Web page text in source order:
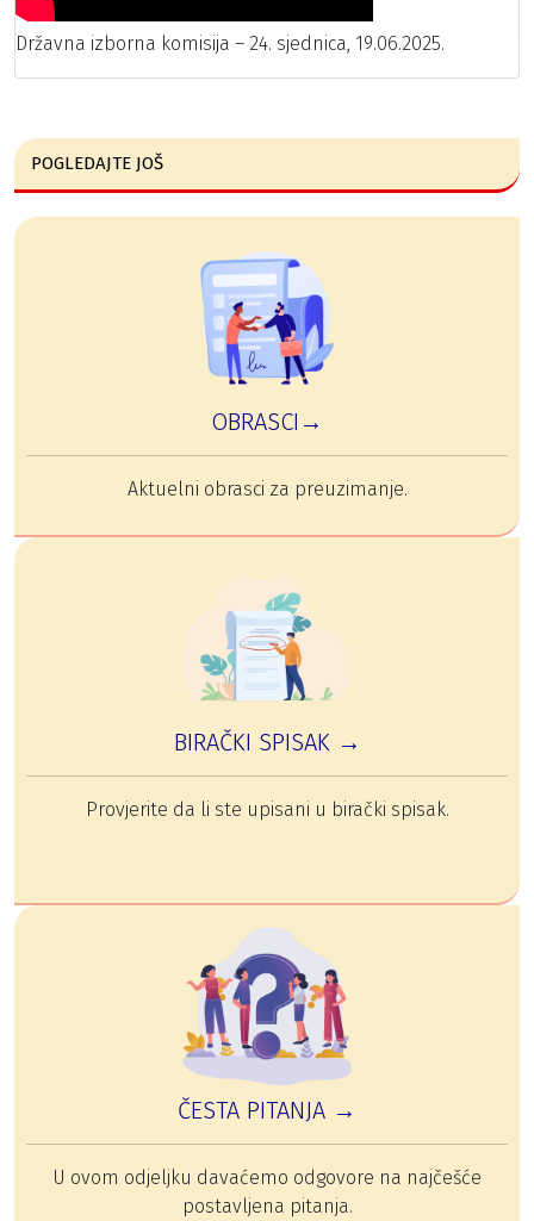
Državna izborna komisija – 24. sjednica, 19.06.2025.
POGLEDAJTE JOŠ
OBRASCI→
Aktuelni obrasci za preuzimanje.
BIRAČKI SPISAK →
Provjerite da li ste upisani u birački spisak.
ČESTA PITANJA →
U ovom odjeljku davaćemo odgovore na najčešće
postavljena pitanja.